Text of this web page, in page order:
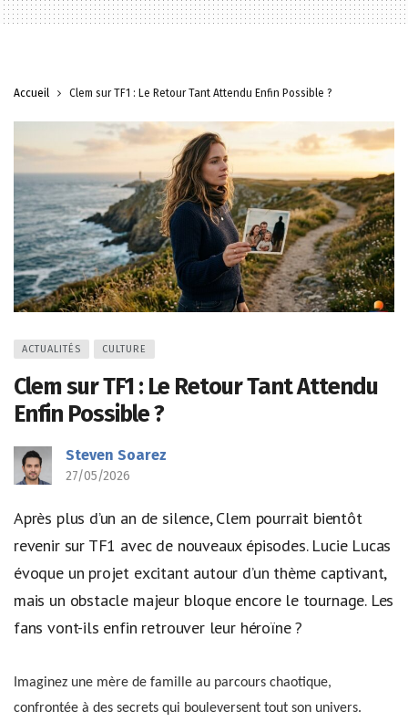
Accueil Clem sur TF1 : Le Retour Tant Attendu Enfin Possible ?
ACTUALITÉS CULTURE
Clem sur TF1 : Le Retour Tant Attendu
Enfin Possible ?
Steven Soarez
27/05/2026
Après plus d’un an de silence, Clem pourrait bientôt
revenir sur TF1 avec de nouveaux épisodes. Lucie Lucas
évoque un projet excitant autour d’un thème captivant,
mais un obstacle majeur bloque encore le tournage. Les
fans vont-ils enfin retrouver leur héroïne ?
Imaginez une mère de famille au parcours chaotique,
confrontée à des secrets qui bouleversent tout son univers.